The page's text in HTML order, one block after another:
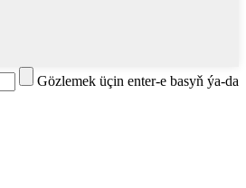
Gözlemek üçin enter-e basyň ýa-da